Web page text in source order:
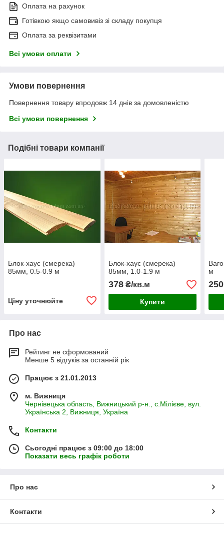
Оплата на рахунок
Готівкою якщо самовивіз зі складу покупця
Оплата за реквізитами
Всі умови оплати
Умови повернення
Повернення товару впродовж 14 днів за домовленістю
Всі умови повернення
Подібні товари компанії
Блок-хаус (смерека)
85мм, 0.5-0.9 м
Ціну уточнюйте
Блок-хаус (смерека)
85мм, 1.0-1.9 м
378₴/кв.м
Купити
м
250
Про нас
Рейтинг не сформований
Менше 5 відгуків за останній рік
Працює з 21.01.2013
м. Вижниця
Чернівецька область, Вижницький р-н., с.Мілієве, вул.
Українська 2, Вижниця, Україна
Контакти
Сьогодні працює з 09:00 до 18:00
Показати весь графік роботи
Про нас
Контакти